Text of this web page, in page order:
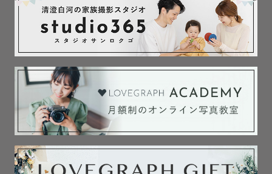
上のお子様への声かけ、下の子のお世話、最大限サポート
させて頂きます。
🔸お宮参りや七五三
神様にご挨拶に行く大切な行事。
神社での節度ある振る舞いはもちろん、ご家族での特別な
１日を大切に、撮影をすすめてまいります。
人気の神社様は繁忙期には週３回や１日２回お伺いするこ